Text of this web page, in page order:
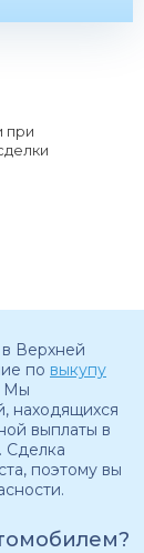
при
Верхней
по выкупу
Мы
находящихся
выплаты в
Сделка
поэтому вы